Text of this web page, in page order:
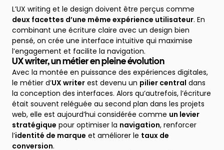
L’UX writing et le design doivent être perçus comme
deux facettes d’une même expérience utilisateur. En
combinant une écriture claire avec un design bien
pensé, on crée une interface intuitive qui maximise
l’engagement et facilite la navigation.
UX writer, un métier en pleine évolution
Avec la montée en puissance des expériences digitales,
le métier d’UX writer est devenu un pilier central dans
la conception des interfaces. Alors qu’autrefois, l’écriture
était souvent reléguée au second plan dans les projets
web, elle est aujourd’hui considérée comme un levier
stratégique pour optimiser la navigation, renforcer
l’identité de marque et améliorer le taux de
conversion.